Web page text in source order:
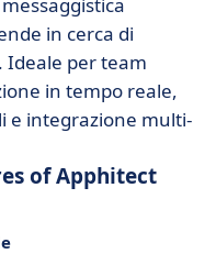
in cerca di
Ideale per team
in tempo reale,
e integrazione multi-
of Apphitect